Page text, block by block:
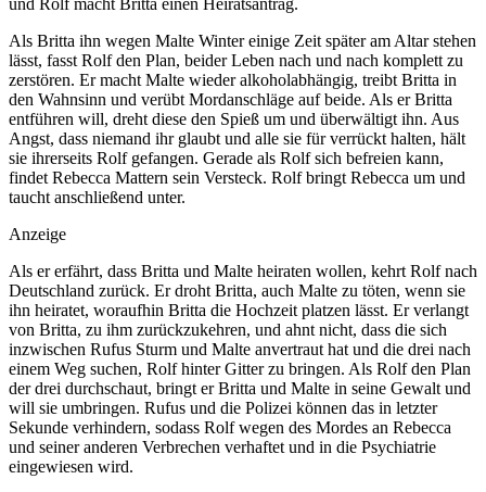
Als Britta ihn wegen Malte Winter einige Zeit später am Altar stehen
lässt, fasst Rolf den Plan, beider Leben nach und nach komplett zu
zerstören. Er macht Malte wieder alkoholabhängig, treibt Britta in
den Wahnsinn und verübt Mordanschläge auf beide. Als er Britta
entführen will, dreht diese den Spieß um und überwältigt ihn. Aus
Angst, dass niemand ihr glaubt und alle sie für verrückt halten, hält
sie ihrerseits Rolf gefangen. Gerade als Rolf sich befreien kann,
findet Rebecca Mattern sein Versteck. Rolf bringt Rebecca um und
taucht anschließend unter.
Anzeige
Als er erfährt, dass Britta und Malte heiraten wollen, kehrt Rolf nach
Deutschland zurück. Er droht Britta, auch Malte zu töten, wenn sie
ihn heiratet, woraufhin Britta die Hochzeit platzen lässt. Er verlangt
von Britta, zu ihm zurückzukehren, und ahnt nicht, dass die sich
inzwischen Rufus Sturm und Malte anvertraut hat und die drei nach
einem Weg suchen, Rolf hinter Gitter zu bringen. Als Rolf den Plan
der drei durchschaut, bringt er Britta und Malte in seine Gewalt und
will sie umbringen. Rufus und die Polizei können das in letzter
Sekunde verhindern, sodass Rolf wegen des Mordes an Rebecca
und seiner anderen Verbrechen verhaftet und in die Psychiatrie
eingewiesen wird.